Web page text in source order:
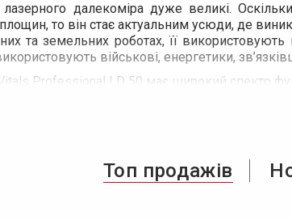
далекоміра дуже великі.
площин, то він стає актуальним усюди, де
та земельних роботах, її
військові, енергетики,
Professional LD 50 має широкий спектр
Топ продажів